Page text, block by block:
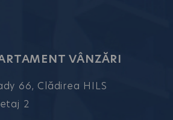
VÂNZĂRI
66, Clădirea HILS
2